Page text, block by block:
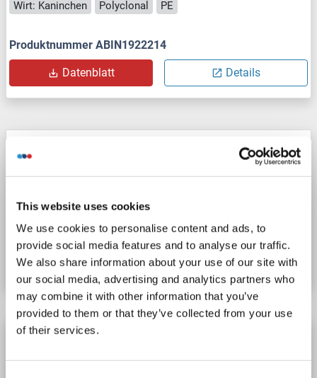
This website uses cookies
We use cookies to personalise content and ads, to
provide social media features and to analyse our traffic.
We also share information about your use of our site with
our social media, advertising and analytics partners who
may combine it with other information that you’ve
provided to them or that they’ve collected from your use
of their services.
Wirt: Kaninchen
Polyclonal PE
Produktnummer ABIN1922214
Datenblatt Details
PCOTH Antikörper (AA 14-42) (Biotin)
Produktnummer ABIN1922212
Datenblatt Details
PCOTH Antikörper (AA 14-42) (FITC)
C1QTNF9B-AS1 Reaktivität: Human
ELISA, IHC, FACS, WB